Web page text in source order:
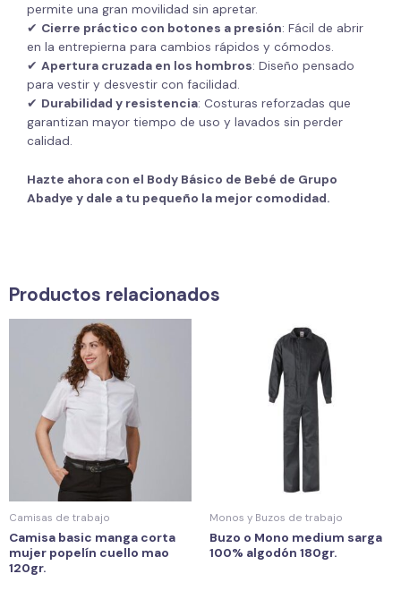
permite una gran movilidad sin apretar.
✔ Cierre práctico con botones a presión: Fácil de abrir
en la entrepierna para cambios rápidos y cómodos.
✔ Apertura cruzada en los hombros: Diseño pensado
para vestir y desvestir con facilidad.
✔ Durabilidad y resistencia: Costuras reforzadas que
garantizan mayor tiempo de uso y lavados sin perder
calidad.
Hazte ahora con el Body Básico de Bebé de Grupo
Abadye y dale a tu pequeño la mejor comodidad.
Productos relacionados
Camisas de trabajo
Camisa basic manga corta
mujer popelín cuello mao
120gr.
Monos y Buzos de trabajo
Buzo o Mono medium sarga
100% algodón 180gr.